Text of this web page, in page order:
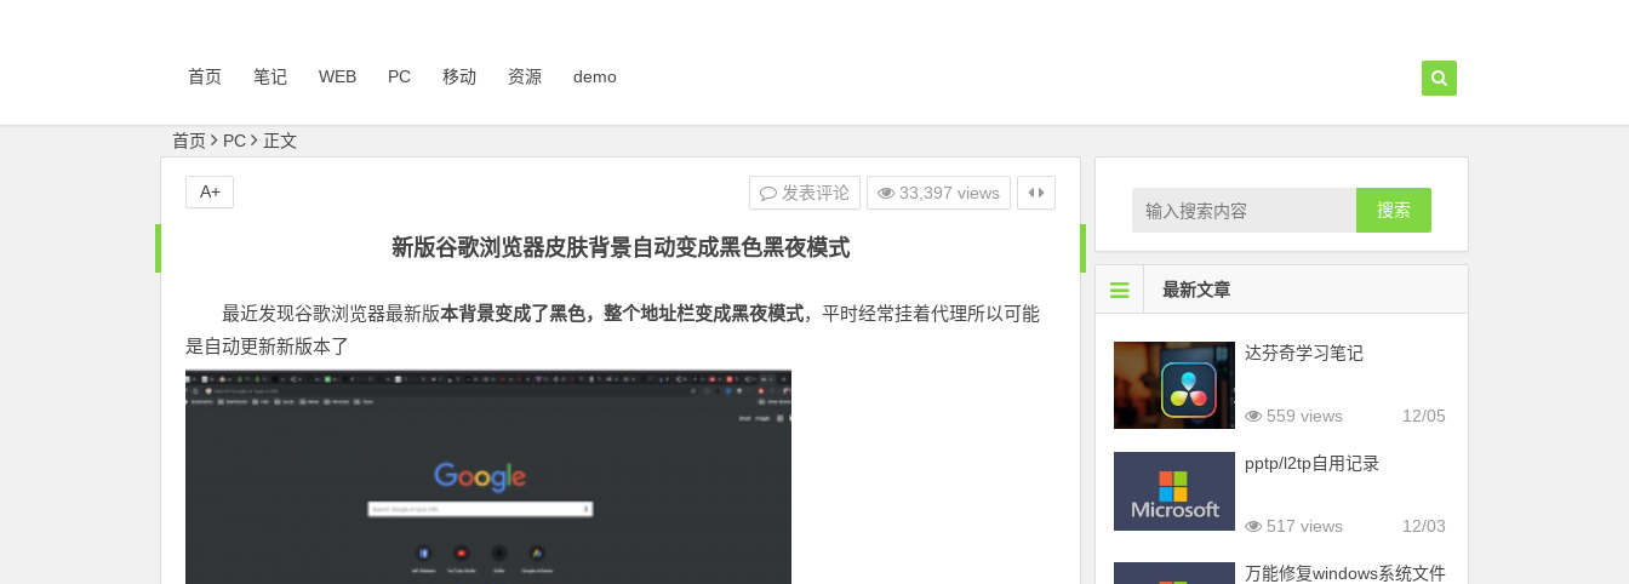
首页 笔记 WEB PC 移动 资源 demo
首页 PC 正文
新版谷歌浏览器皮肤背景自动变成黑色黑夜模式
最近发现谷歌浏览器最新版本背景变成了黑色，整个地址栏变成黑夜模式，平时经常挂着代理所以可能
是自动更新新版本了
发表评论 33,397 views
A+
搜索
最新文章
达芬奇学习笔记
12/05
559 views
pptp/l2tp自用记录
12/03
517 views
万能修复windows系统文件